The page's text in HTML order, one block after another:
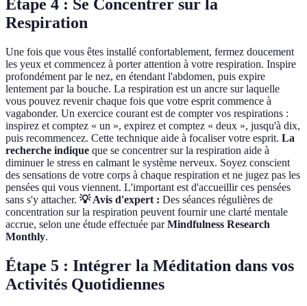
Étape 4 : Se Concentrer sur la
Respiration
Une fois que vous êtes installé confortablement, fermez doucement
les yeux et commencez à porter attention à votre respiration. Inspire
profondément par le nez, en étendant l'abdomen, puis expire
lentement par la bouche. La respiration est un ancre sur laquelle
vous pouvez revenir chaque fois que votre esprit commence à
vagabonder. Un exercice courant est de compter vos respirations :
inspirez et comptez « un », expirez et comptez « deux », jusqu'à dix,
puis recommencez. Cette technique aide à focaliser votre esprit. La
recherche indique que se concentrer sur la respiration aide à
diminuer le stress en calmant le système nerveux. Soyez conscient
des sensations de votre corps à chaque respiration et ne jugez pas les
pensées qui vous viennent. L'important est d'accueillir ces pensées
sans s'y attacher. 💡 Avis d'expert : Des séances régulières de
concentration sur la respiration peuvent fournir une clarté mentale
accrue, selon une étude effectuée parMindfulness Research
Monthly.
Étape 5 : Intégrer la Méditation dans vos
Activités Quotidiennes